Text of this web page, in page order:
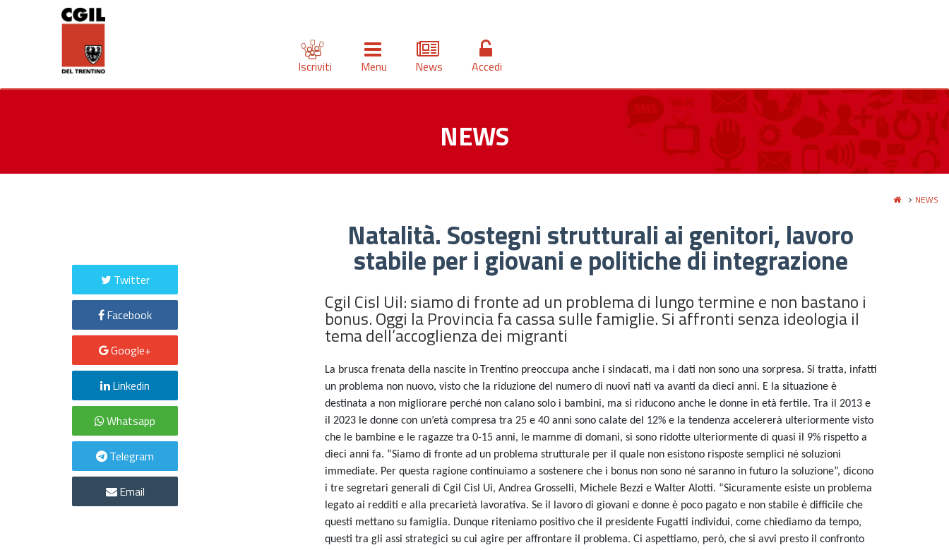
Iscriviti Menu News Accedi
NEWS
NEWS
Natalità. Sostegni strutturali ai genitori, lavoro
stabile per i giovani e politiche di integrazione
Cgil Cisl Uil: siamo di fronte ad un problema di lungo termine e non bastano i
bonus. Oggi la Provincia fa cassa sulle famiglie. Si affronti senza ideologia il
tema dell’accoglienza dei migranti
La brusca frenata della nascite in Trentino preoccupa anche i sindacati, ma i dati non sono una sorpresa. Si tratta, infatti
un problema non nuovo, visto che la riduzione del numero di nuovi nati va avanti da dieci anni. E la situazione è
destinata a non migliorare perché non calano solo i bambini, ma si riducono anche le donne in età fertile. Tra il 2013 e
il 2023 le donne con un’età compresa tra 25 e 40 anni sono calate del 12% e la tendenza accelererà ulteriormente visto
che le bambine e le ragazze tra 0-15 anni, le mamme di domani, si sono ridotte ulteriormente di quasi il 9% rispetto a
dieci anni fa. “Siamo di fronte ad un problema strutturale per il quale non esistono risposte semplici né soluzioni
immediate. Per questa ragione continuiamo a sostenere che i bonus non sono né saranno in futuro la soluzione”, dicono
i tre segretari generali di Cgil Cisl Ui, Andrea Grosselli, Michele Bezzi e Walter Alotti. “Sicuramente esiste un problema
legato ai redditi e alla precarietà lavorativa. Se il lavoro di giovani e donne è poco pagato e non stabile è difficile che
questi mettano su famiglia. Dunque riteniamo positivo che il presidente Fugatti individui, come chiediamo da tempo,
questi tra gli assi strategici su cui agire per affrontare il problema. Ci aspettiamo, però, che si avvi presto il confronto
Twitter
Facebook
Google+
Linkedin
Whatsapp
Telegram
Email